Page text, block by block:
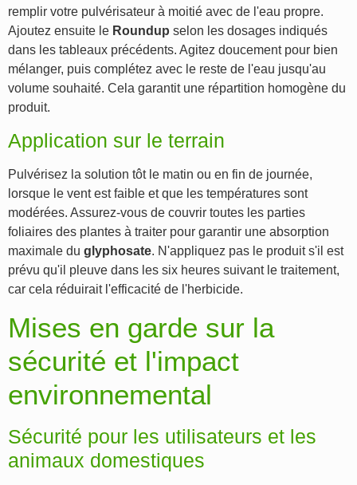
remplir votre pulvérisateur à moitié avec de l'eau propre.
Ajoutez ensuite le Roundup selon les dosages indiqués
dans les tableaux précédents. Agitez doucement pour bien
mélanger, puis complétez avec le reste de l'eau jusqu'au
volume souhaité. Cela garantit une répartition homogène du
produit.
Application sur le terrain
Pulvérisez la solution tôt le matin ou en fin de journée,
lorsque le vent est faible et que les températures sont
modérées. Assurez-vous de couvrir toutes les parties
foliaires des plantes à traiter pour garantir une absorption
maximale du glyphosate. N'appliquez pas le produit s'il est
prévu qu'il pleuve dans les six heures suivant le traitement,
car cela réduirait l'efficacité de l'herbicide.
Mises en garde sur la
sécurité et l'impact
environnemental
Sécurité pour les utilisateurs et les
animaux domestiques